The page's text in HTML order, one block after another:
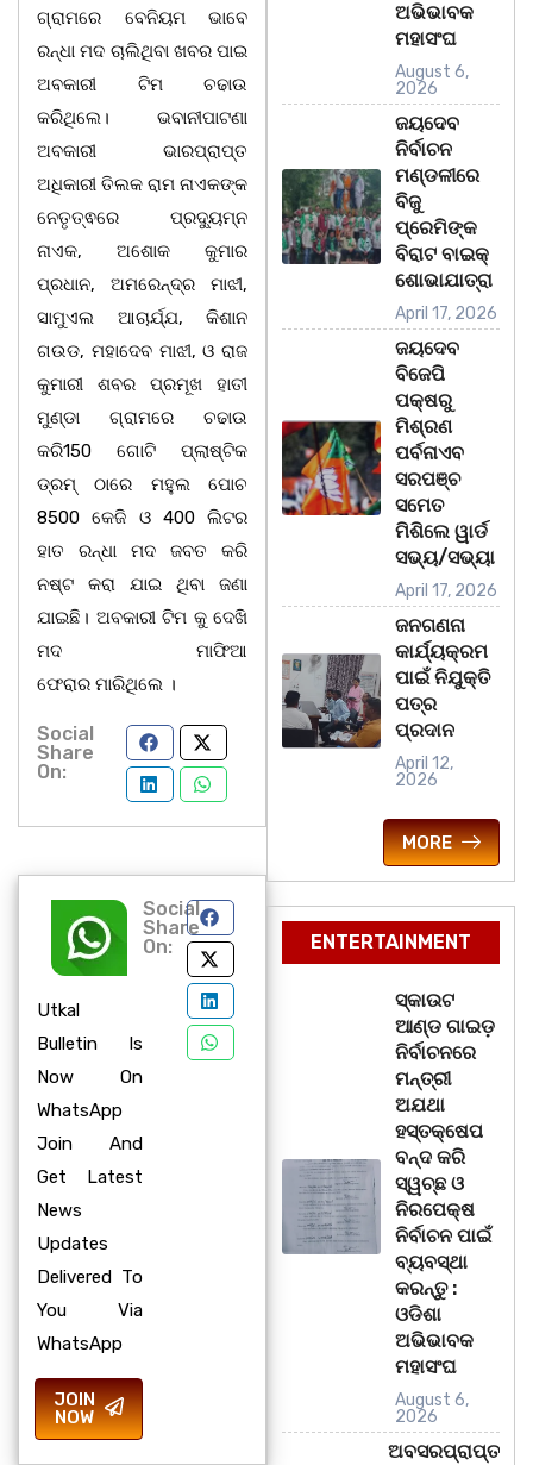
ଗ୍ରାମରେ ବେନିୟମ ଭାବେ
ରନ୍ଧା ମଦ ଚାଲିଥିବା ଖବର ପାଇ
ଅବକାରୀ ଟିମ ଚଢାଉ
କରିଥିଲେ। ଭବାନୀପାଟଣା
ଅବକାରୀ ଭାରପ୍ରାପ୍ତ
ଅଧିକାରୀ ତିଲକ ରାମ ନାଏକଙ୍କ
ନେତୃତ୍ଵରେ ପ୍ରଦ୍ୟୁମ୍ନ
ନାଏକ, ଅଶୋକ କୁମାର
ପ୍ରଧାନ, ଅମରେନ୍ଦ୍ର ମାଝୀ,
ସାମୁଏଲ ଆଚାର୍ଯ୍ଯ, କିଶାନ
ଗଉଡ, ମହାଦେବ ମାଝୀ, ଓ ରାଜ
କୁମାରୀ ଶବର ପ୍ରମୂଖ ହାତୀ
ମୁଣ୍ଡା ଗ୍ରାମରେ ଚଢାଉ
କରି150 ଗୋଟି ପ୍ଲାଷ୍ଟିକ
ଡ୍ରମ୍ ଠାରେ ମହୁଲ ପୋଚ
8500 କେଜି ଓ 400 ଲିଟର
ହାତ ରନ୍ଧା ମଦ ଜବତ କରି
ନଷ୍ଟ କରା ଯାଇ ଥିବା ଜଣା
ଯାଇଛି। ଅବକାରୀ ଟିମ କୁ ଦେଖି
ମଦ ମାଫିଆ
ଫେରାର ମାରିଥିଲେ ।
Social
Share
On:
Utkal
Bulletin Is
Now On
WhatsApp
Join And
Get Latest
News
Updates
Delivered To
You Via
WhatsApp
JOIN
NOW
Social
Share
On:
ଅଭିଭାବକ
ମହାସଂଘ
August 6,
2026
ଜୟଦେବ
ନିର୍ବାଚନ
ମଣ୍ଡଳୀରେ
ବିଜୁ
ପ୍ରେମିଙ୍କ
ବିରାଟ ବାଇକ୍
ଶୋଭାଯାତ୍ରା
April 17, 2026
ଜୟଦେବ
ବିଜେପି
ପକ୍ଷରୁ
ମିଶ୍ରଣ
ପର୍ବନାଏବ
ସରପଞ୍ଚ
ସମେତ
ମିଶିଲେ ୱାର୍ଡ
ସଭ୍ୟ/ସଭ୍ୟା
April 17, 2026
ଜନଗଣନା
କାର୍ଯ୍ୟକ୍ରମ
ପାଇଁ ନିଯୁକ୍ତି
ପତ୍ର
ପ୍ରଦାନ
April 12,
2026
MORE
ENTERTAINMENT
ସ୍କାଉଟ
ଆଣ୍ଡ ଗାଇଡ଼
ନିର୍ବାଚନରେ
ମନ୍ତ୍ରୀ
ଅଯଥା
ହସ୍ତକ୍ଷେପ
ବନ୍ଦ କରି
ସ୍ୱଚ୍ଛ ଓ
ନିରପେକ୍ଷ
ନିର୍ବାଚନ ପାଇଁ
ବ୍ୟବସ୍ଥା
କରନ୍ତୁ :
ଓଡିଶା
ଅଭିଭାବକ
ମହାସଂଘ
August 6,
2026
ଅବସରପ୍ରାପ୍ତ